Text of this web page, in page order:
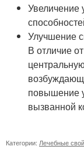
Увеличение
Улучшение
В отличие
повышение
вызванной
Категории: Лечебные